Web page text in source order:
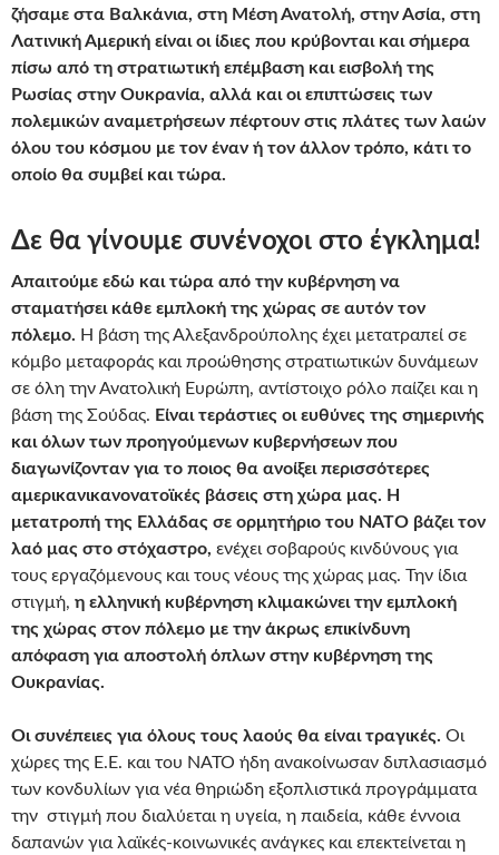
ζήσαμε στα Βαλκάνια, στη Μέση Ανατολή, στην Ασία, στη
Λατινική Αμερική είναι οι ίδιες που κρύβονται και σήμερα
πίσω από τη στρατιωτική επέμβαση και εισβολή της
Ρωσίας στην Ουκρανία, αλλά και οι επιπτώσεις των
πολεμικών αναμετρήσεων πέφτουν στις πλάτες των λαών
όλου του κόσμου με τον έναν ή τον άλλον τρόπο, κάτι το
οποίο θα συμβεί και τώρα.
Δε θα γίνουμε συνένοχοι στο έγκλημα!
Απαιτούμε εδώ και τώρα από την κυβέρνηση να
σταματήσει κάθε εμπλοκή της χώρας σε αυτόν τον
πόλεμο. Η βάση της Αλεξανδρούπολης έχει μετατραπεί σε
κόμβο μεταφοράς και προώθησης στρατιωτικών δυνάμεων
σε όλη την Ανατολική Ευρώπη, αντίστοιχο ρόλο παίζει και η
βάση της Σούδας. Είναι τεράστιες οι ευθύνες της σημερινής
και όλων των προηγούμενων κυβερνήσεων που
διαγωνίζονταν για το ποιος θα ανοίξει περισσότερες
αμερικανικανονατοϊκές βάσεις στη χώρα μας. Η
μετατροπή της Ελλάδας σε ορμητήριο του ΝΑΤΟ βάζει τον
λαό μας στο στόχαστρο, ενέχει σοβαρούς κινδύνους για
τους εργαζόμενους και τους νέους της χώρας μας. Την ίδια
στιγμή, η ελληνική κυβέρνηση κλιμακώνει την εμπλοκή
της χώρας στον πόλεμο με την άκρως επικίνδυνη
απόφαση για αποστολή όπλων στην κυβέρνηση της
Ουκρανίας.
Οι συνέπειες για όλους τους λαούς θα είναι τραγικές. Οι
χώρες της Ε.Ε. και του ΝΑΤΟ ήδη ανακοίνωσαν διπλασιασμό
των κονδυλίων για νέα θηριώδη εξοπλιστικά προγράμματα
την στιγμή που διαλύεται η υγεία, η παιδεία, κάθε έννοια
δαπανών για λαϊκές-κοινωνικές ανάγκες και επεκτείνεται η